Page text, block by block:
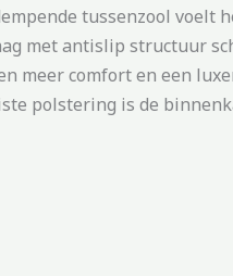
tussenzool voelt
met antislip structuur
meer comfort en een
polstering is de